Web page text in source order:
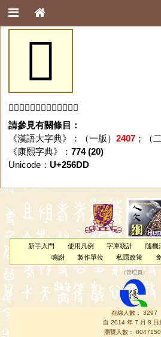
𥛝
「𥛝」字未收錄於本資料庫。
請參見有關條目：
《漢語大字典》：（一版） 2407；（二
《康熙字典》： 774 (20)
Unicode： U+256DD
新手入門 使用凡例 字庫統計 隨機
鳴謝
製作單位 私隱政策
（管理員 ）
在線人數： 3297
自 2014 年 7 月 8 日
瀏覽人數：